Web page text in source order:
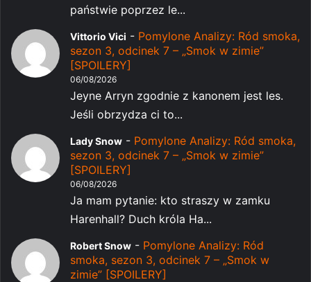
państwie poprzez le...
Vittorio Vici - Pomylone Analizy: Ród smoka,
sezon 3, odcinek 7 – „Smok w zimie”
[SPOILERY]
06/08/2026
Jeyne Arryn zgodnie z kanonem jest les.
Jeśli obrzydza ci to...
Lady Snow - Pomylone Analizy: Ród smoka,
sezon 3, odcinek 7 – „Smok w zimie”
[SPOILERY]
06/08/2026
Ja mam pytanie: kto straszy w zamku
Harenhall? Duch króla Ha...
Robert Snow - Pomylone Analizy: Ród
smoka, sezon 3, odcinek 7 – „Smok w
zimie” [SPOILERY]